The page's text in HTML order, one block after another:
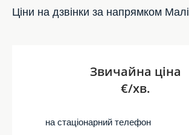
Ціни на дзвінки за напрямком Малі
Звичайна ціна
€/хв.
на стаціонарний телефон